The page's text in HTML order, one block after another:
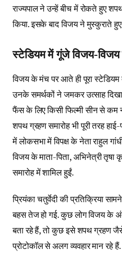
राज्यपाल ने उन्हें बीच में रोकते हुए
किया. इसके बाद विजय ने मुस्कुराते
स्टेडियम में गूंजे विजय-
विजय के मंच पर आते ही पूरा स्टेडियम
उनके समर्थकों ने जमकर उत्साह
फैंस के लिए किसी फिल्मी सीन से कम
शपथ ग्रहण समारोह भी पूरी तरह हाई-
में लोकसभा में विपक्ष के नेता राहुल
विजय के माता-पिता, अभिनेत्री तृषा
समारोह में शामिल हुईं.
प्रियंका चतुर्वेदी की प्रतिक्रिया
बहस तेज हो गई. कुछ लोग विजय के
बता रहे हैं, तो कुछ इसे शपथ ग्रहण
प्रोटोकॉल से अलग व्यवहार मान रहे हैं.